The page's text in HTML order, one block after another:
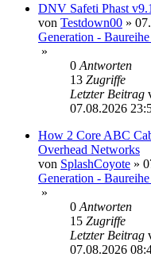
DNV Safeti Phast
von Testdown00 »
Generation -
»
0 Antworten
13 Zugriffe
Letzter Beitrag
07.08.2026
How 2 Core ABC
Overhead Networks
von SplashCoyote »
Generation -
»
0 Antworten
15 Zugriffe
Letzter Beitrag
07.08.2026